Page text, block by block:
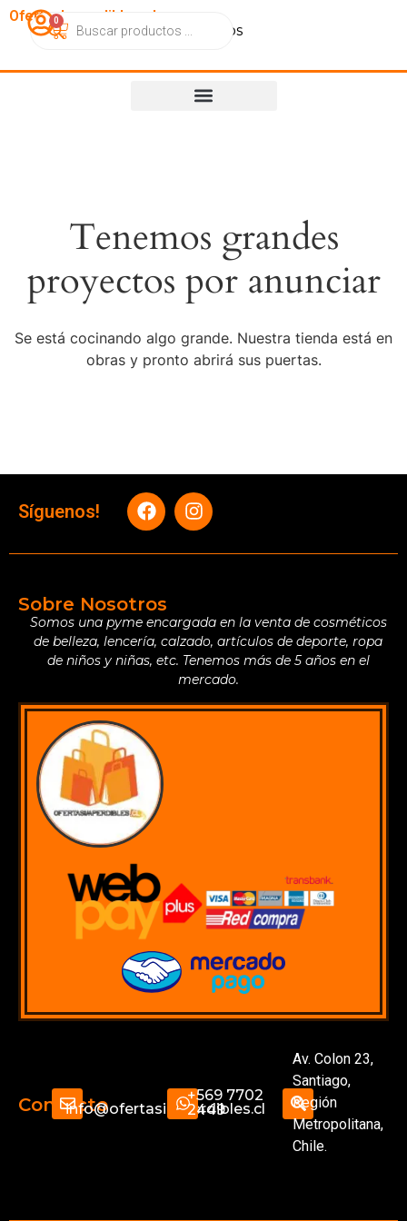
OfertasImperdibles.cl
CatálogoContactoNosotros
0
Tenemos grandes
proyectos por anunciar
Se está cocinando algo grande. Nuestra tienda está en
obras y pronto abrirá sus puertas.
Síguenos!
Sobre Nosotros
Somos una pyme encargada en la venta de cosméticos
de belleza, lencería, calzado, artículos de deporte, ropa
de niños y niñas, etc. Tenemos más de 5 años en el
mercado.
Contactoinfo@ofertasimperdibles.cl
+569 7702
2449
Av. Colon 23,
Santiago,
Región
Metropolitana,
Chile.